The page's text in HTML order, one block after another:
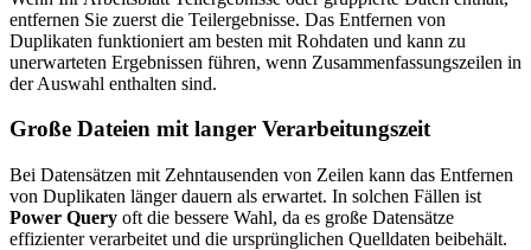
entfernen Sie zuerst die Teilergebnisse. Das Entfernen von
Duplikaten funktioniert am besten mit Rohdaten und kann zu
unerwarteten Ergebnissen führen, wenn Zusammenfassungszeilen in
der Auswahl enthalten sind.
Große Dateien mit langer Verarbeitungszeit
Bei Datensätzen mit Zehntausenden von Zeilen kann das Entfernen
von Duplikaten länger dauern als erwartet. In solchen Fällen ist
Power Query oft die bessere Wahl, da es große Datensätze
effizienter verarbeitet und die ursprünglichen Quelldaten beibehält.